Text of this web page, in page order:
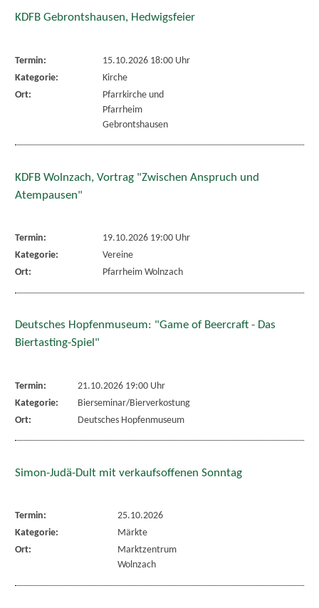
KDFB Gebrontshausen, Hedwigsfeier
Termin:
15.10.2026 18:00 Uhr
Kategorie:
Kirche
Ort:
Pfarrkirche und
Pfarrheim
Gebrontshausen
KDFB Wolnzach, Vortrag "Zwischen Anspruch und
Atempausen"
Termin:
19.10.2026 19:00 Uhr
Kategorie:
Vereine
Ort:
Pfarrheim Wolnzach
Deutsches Hopfenmuseum: "Game of Beercraft - Das
Biertasting-Spiel"
Termin:
21.10.2026 19:00 Uhr
Kategorie:
Bierseminar/Bierverkostung
Ort:
Deutsches Hopfenmuseum
Simon-Judä-Dult mit verkaufsoffenen Sonntag
Termin:
25.10.2026
Kategorie:
Märkte
Ort:
Marktzentrum
Wolnzach